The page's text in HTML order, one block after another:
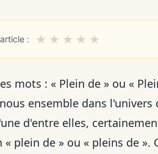
: ★ ★ ★ ★ ★
mots : « Plein de » ou «
ensemble dans
d'entre elles,
« plein de » ou « pleins de